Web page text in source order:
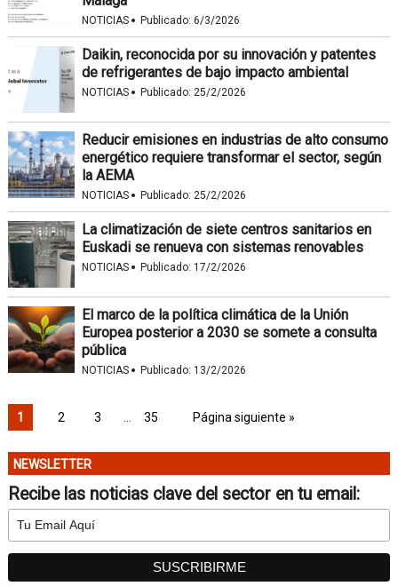
NOTICIAS · Publicado: 6/3/2026
Daikin, reconocida por su innovación y patentes
de refrigerantes de bajo impacto ambiental
NOTICIAS · Publicado: 25/2/2026
Reducir emisiones en industrias de alto consumo
energético requiere transformar el sector, según
la AEMA
NOTICIAS · Publicado: 25/2/2026
La climatización de siete centros sanitarios en
Euskadi se renueva con sistemas renovables
NOTICIAS · Publicado: 17/2/2026
El marco de la política climática de la Unión
Europea posterior a 2030 se somete a consulta
pública
NOTICIAS · Publicado: 13/2/2026
1 2 3 35 Página siguiente »
NEWSLETTER
Recibe las noticias clave del sector en tu email: